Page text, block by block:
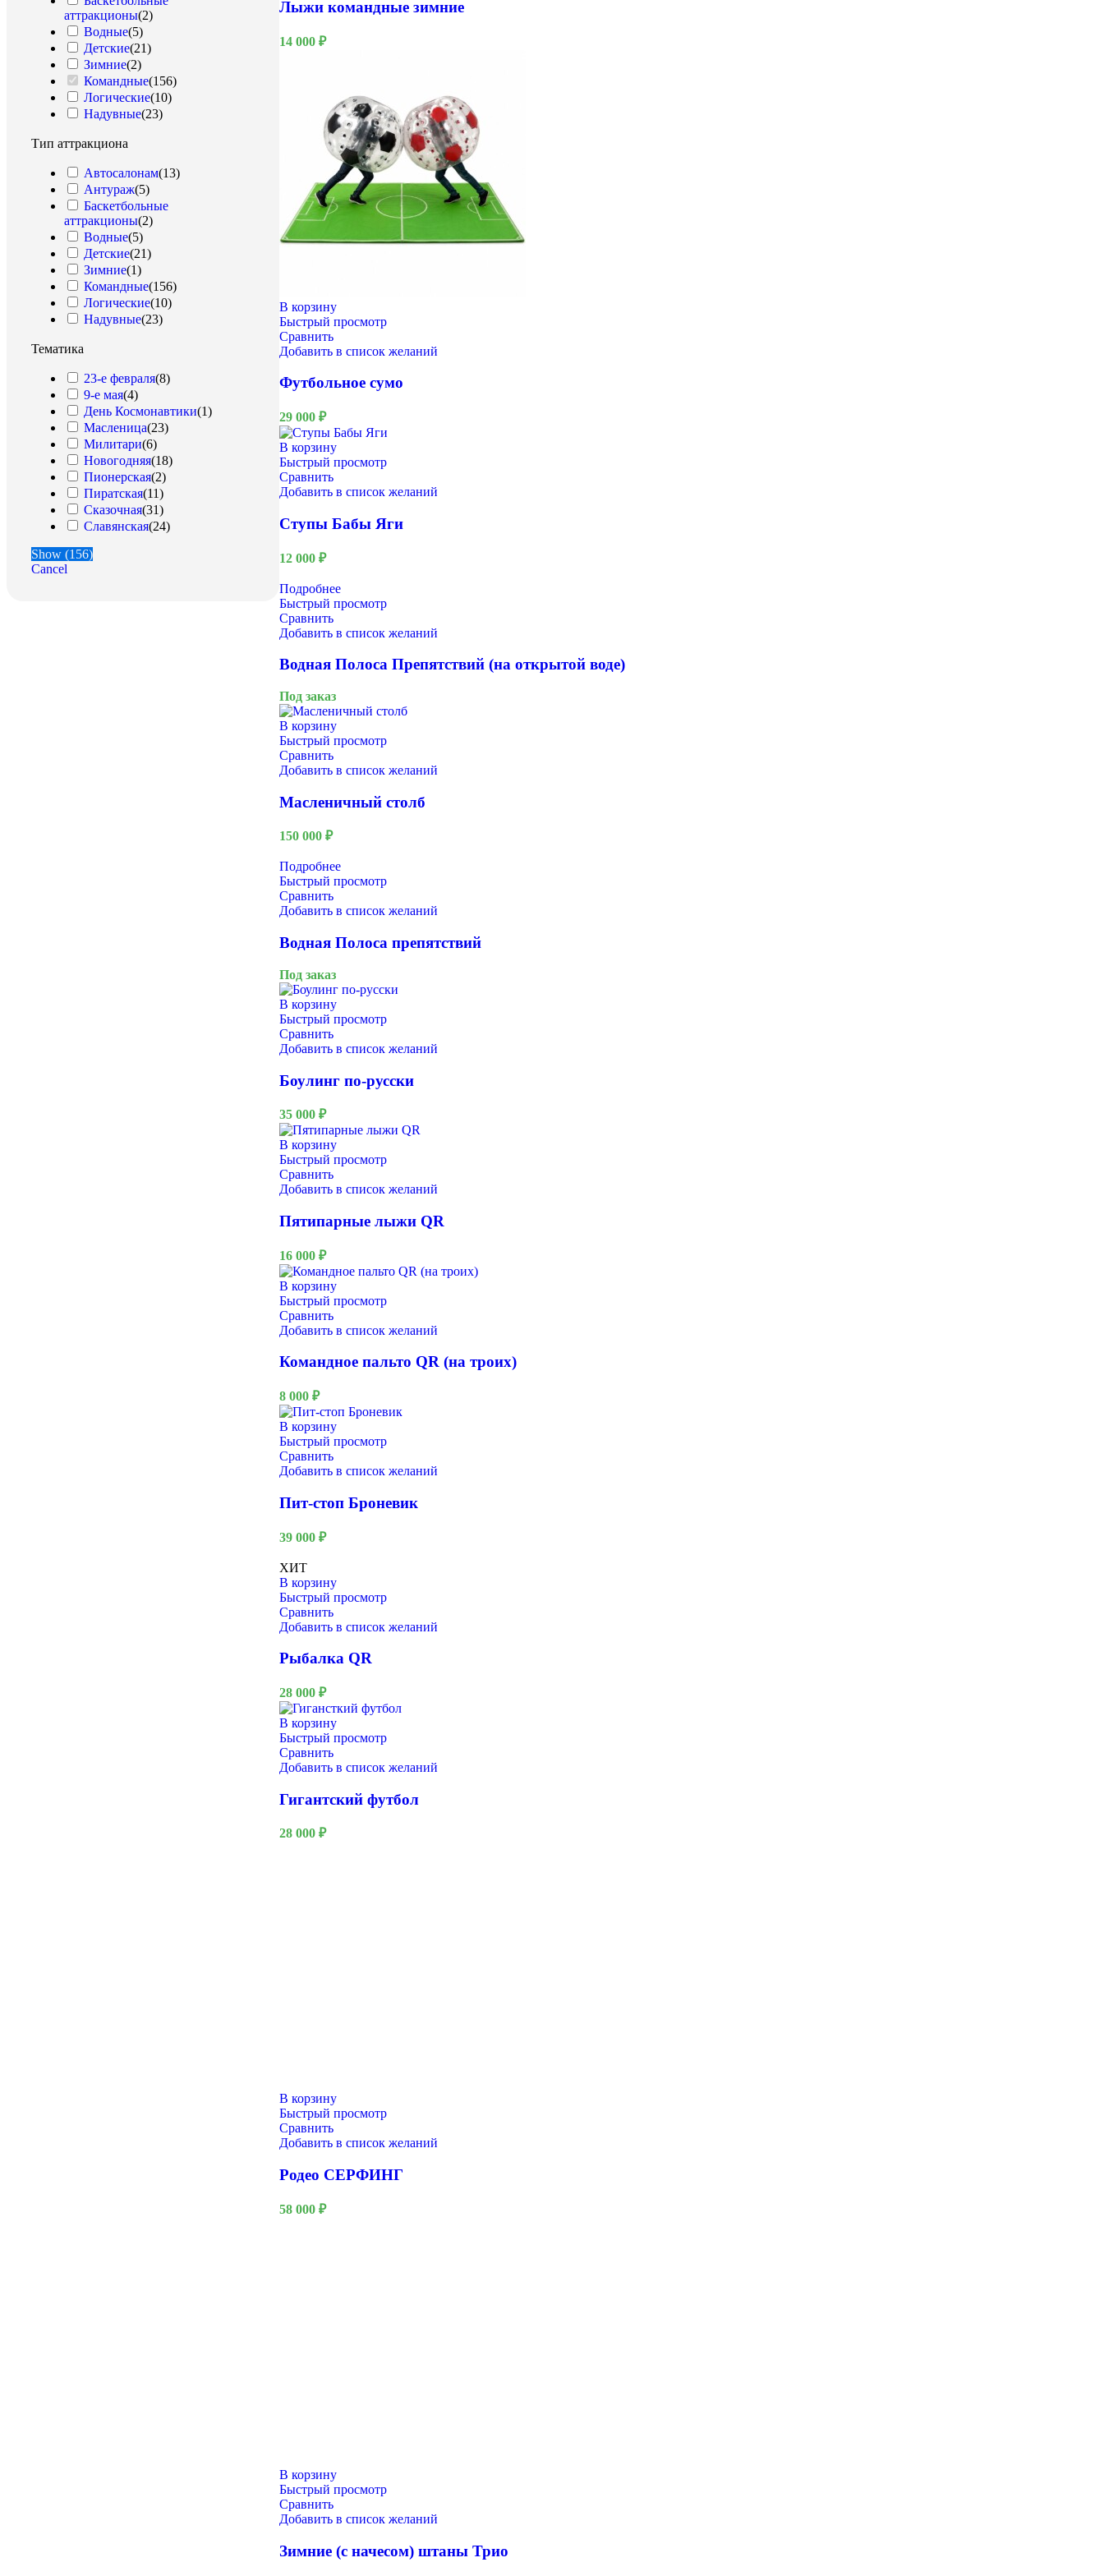
9 Мая
QuestRace
23 Февраля
Масленица
аттракционы(2)
Водные(5)
Детские(21)
Зимние(2)
Командные(156)
Логические(10)
Надувные(23)
Настольные
Салонные(18)
Славянские
Спортивное
оборудование(38
Тиры(13)
Футбольные
аттракционы(
Хоккейные аттракционы
Тип аттракциона
Автосалонам(13)
Антураж(5)
Баскетбольные
аттракционы(2)
Водные(5)
Детские(21)
Зимние(1)
Командные(156)
Логические(10)
Надувные(23)
Салонные(18)
Славянские
Спортивное
оборудование(39)
Тиры(13)
Футбольные
аттракционы(19)
Хоккейные аттракционы
Тематика
23-е февраля(8)
9-е мая(4)
День Космонавтики(1)
Масленица(23)
Милитари(6)
Новогодняя(18)
Пионерская(2)
Пиратская(11)
Сказочная(31)
Славянская(24)
Show (156)
Cancel
Лыжи командные зимние
14 000 ₽
В корзину
Быстрый просмотр
Сравнить
Добавить в список желаний
Футбольное сумо
29 000 ₽
В корзину
Быстрый просмотр
Сравнить
Добавить в список желаний
Ступы Бабы Яги
12 000 ₽
Подробнее
Быстрый просмотр
Сравнить
Добавить в список желаний
Водная Полоса Препятствий (на открытой воде)
Под заказ
В корзину
Быстрый просмотр
Сравнить
Добавить в список желаний
Масленичный столб
150 000 ₽
Подробнее
Быстрый просмотр
Сравнить
Добавить в список желаний
Водная Полоса препятствий
Под заказ
В корзину
Быстрый просмотр
Сравнить
Добавить в список желаний
Боулинг по-русски
35 000 ₽
В корзину
Быстрый просмотр
Сравнить
Добавить в список желаний
Пятипарные лыжи QR
16 000 ₽
В корзину
Быстрый просмотр
Сравнить
Добавить в список желаний
Командное пальто QR (на троих)
8 000 ₽
В корзину
Быстрый просмотр
Сравнить
Добавить в список желаний
Пит-стоп Броневик
39 000 ₽
ХИТ
В корзину
Быстрый просмотр
Сравнить
Добавить в список желаний
Рыбалка QR
28 000 ₽
В корзину
Быстрый просмотр
Сравнить
Добавить в список желаний
Гигантский футбол
28 000 ₽
В корзину
Быстрый просмотр
Сравнить
Добавить в список желаний
Родео СЕРФИНГ
58 000 ₽
В корзину
Быстрый просмотр
Сравнить
Добавить в список желаний
Зимние (с начесом) штаны Трио